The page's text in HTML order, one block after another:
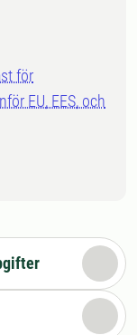
för
EU, EES, och